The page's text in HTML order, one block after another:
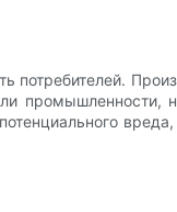
потребителей.
промышленности,